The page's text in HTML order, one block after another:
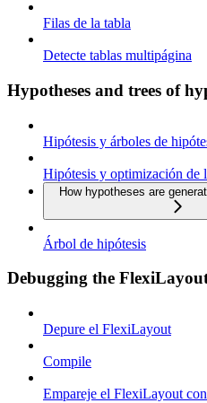
Filas de la tabla
Detecte tablas multipágina
Hypotheses and trees of
Hipótesis y árboles de
Hipótesis y optimización de
How hypotheses are
Árbol de hipótesis
Debugging the
Depure el FlexiLayout
Compile
Empareje el FlexiLayout